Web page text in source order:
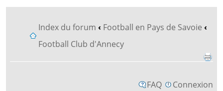
Index du forum ‹ Football en Pays de Savoie ‹
Football Club d'Annecy
FAQ Connexion